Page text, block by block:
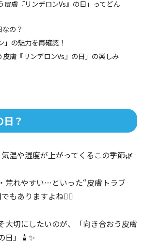
皮膚『リンデロンVs』の日」ってどん
の？
」の魅力を再確認！
皮膚『リンデロンVs』の日」の楽しみ
？
温や湿度が上がってくるこの季節🌿
荒れやすい…といった“皮膚トラブ
もありますよね🧘‍♀️
大切にしたいのが、「向き合おう皮膚
日」🧴✨